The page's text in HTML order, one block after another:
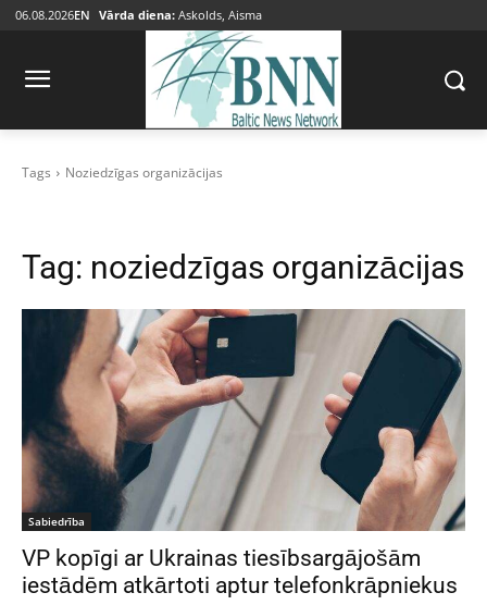
06.08.2026EN Vārda diena: Askolds, Aisma
Tags Noziedzīgas organizācijas
Tag: noziedzīgas organizācijas
Sabiedrība
VP kopīgi ar Ukrainas tiesībsargājošām
iestādēm atkārtoti aptur telefonkrāpniekus